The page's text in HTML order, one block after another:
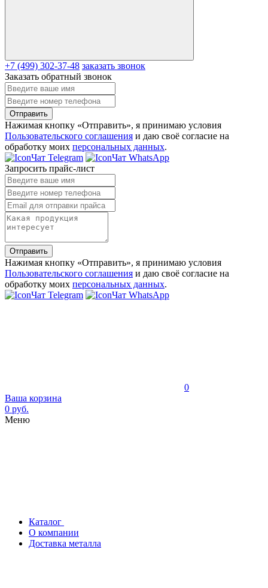
+7 (499) 302-37-48 заказать звонок
Заказать обратный звонок
Отправить
Нажимая кнопку «Отправить», я принимаю условия
Пользовательского соглашения и даю своё согласие на
обработку моих персональных данных.
Чат Telegram
Чат WhatsApp
Запросить прайс-лист
Отправить
Нажимая кнопку «Отправить», я принимаю условия
Пользовательского соглашения и даю своё согласие на
обработку моих персональных данных.
Чат Telegram
Чат WhatsApp
0
Ваша корзина
0 руб.
Меню
Каталог
О компании
Доставка металла